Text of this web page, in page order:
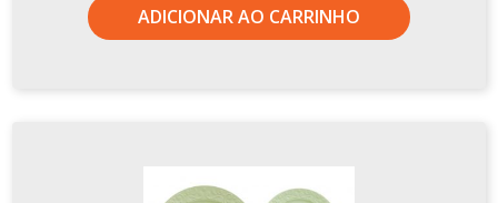
ADICIONAR AO CARRINHO